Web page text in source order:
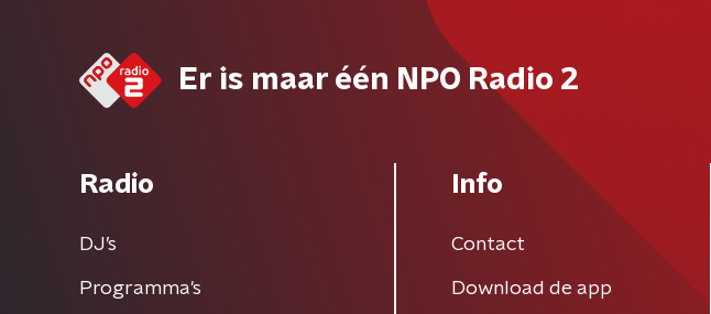
Er is maar één NPO Radio 2
Radio
DJ’s
Programma's
Info
Contact
Download de app